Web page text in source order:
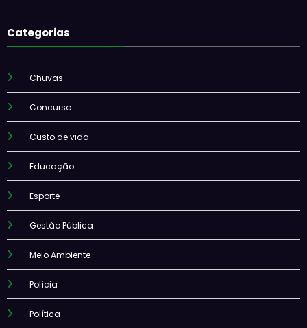
Categorias
Chuvas
Concurso
Custo de vida
Educação
Esporte
Gestão Pública
Meio Ambiente
Polícia
Política